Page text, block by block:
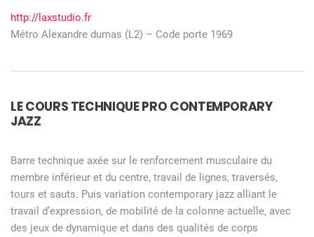
http://laxstudio.fr
Métro Alexandre dumas (L2) – Code porte 1969
LE COURS TECHNIQUE PRO CONTEMPORARY
JAZZ
Barre technique axée sur le renforcement musculaire du
membre inférieur et du centre, travail de lignes, traversés,
tours et sauts. Puis variation contemporary jazz alliant le
travail d’expression, de mobilité de la colonne actuelle, avec
des jeux de dynamique et dans des qualités de corps